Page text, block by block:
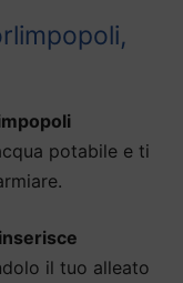
potabile e ti
il tuo alleato